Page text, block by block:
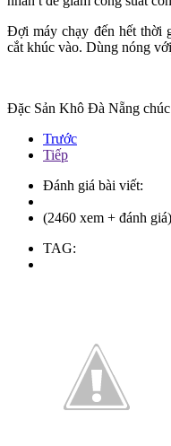
Đợi máy chạy đến hết thời
cắt khúc vào. Dùng nóng
Đặc Sản Khô Đà Nẵng chúc
Trước
Tiếp
Đánh giá bài viết:
(2460 xem + đánh giá)
TAG: